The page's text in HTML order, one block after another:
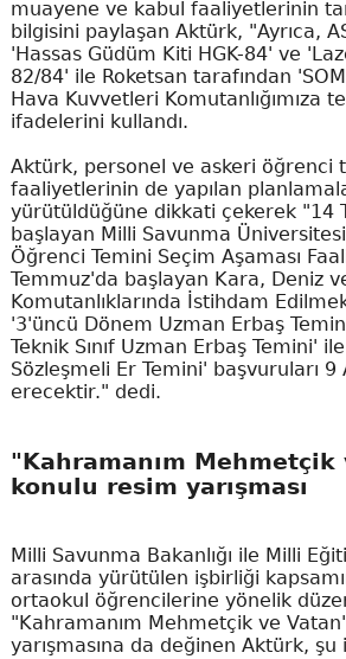
muayene ve kabul faaliyetlerinin
bilgisini paylaşan Aktürk, "Ayrıca,
'Hassas Güdüm Kiti HGK-84' ve
82/84' ile Roketsan tarafından
Hava Kuvvetleri Komutanlığımıza
ifadelerini kullandı.
Aktürk, personel ve askeri öğrenci
faaliyetlerinin de yapılan
yürütüldüğüne dikkati çekerek "14
başlayan Milli Savunma Üniversitesi
Öğrenci Temini Seçim Aşaması
Temmuz'da başlayan Kara, Deniz
Komutanlıklarında İstihdam
'3'üncü Dönem Uzman Erbaş
Teknik Sınıf Uzman Erbaş Temini'
Sözleşmeli Er Temini' başvuruları 9
erecektir." dedi.
"Kahramanım Mehmetçik
konulu resim yarışması
Milli Savunma Bakanlığı ile Milli
arasında yürütülen işbirliği
ortaokul öğrencilerine yönelik
"Kahramanım Mehmetçik ve
yarışmasına da değinen Aktürk, şu